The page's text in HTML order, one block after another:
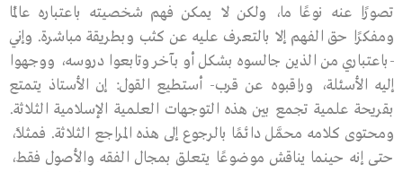
تصورًا عنه نوعًا ما، ولكن لا يمكن فهم شخصيته باعتباره عالمًا
ومفكرًا حق الفهم إلا بالتعرف عليه عن كثب وبطريقة مباشرة. وإني
-باعتباري من الذين جالسوه بشكل أو بآخر وتابعوا دروسه، ووجهوا
إليه الأسئلة، وراقبوه عن قرب- أستطيع القول: إن الأستاذ يتمتع
بقريحة علمية تجمع بين هذه التوجهات العلمية الإسلامية الثلاثة.
ومحتوى كلامه محمَّل دائمًا بالرجوع إلى هذه المراجع الثلاثة. فمثلاً،
حتى إنه حينما يناقش موضوعًا يتعلق بمجال الفقه والأصول فقط،